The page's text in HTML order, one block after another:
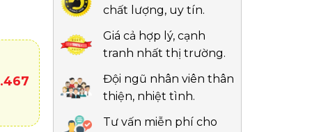
chất lượng, uy tín.
Giá cả hợp lý, cạnh
tranh nhất thị trường.
Đội ngũ nhân viên thân
thiện, nhiệt tình.
Tư vấn miễn phí cho